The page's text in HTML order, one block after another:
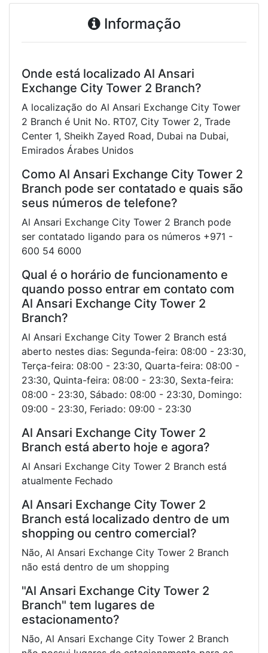
Informação
Onde está localizado Al Ansari
Exchange City Tower 2 Branch?
A localização do Al Ansari Exchange City Tower
2 Branch é Unit No. RT07, City Tower 2, Trade
Center 1, Sheikh Zayed Road, Dubai na Dubai,
Emirados Árabes Unidos
Como Al Ansari Exchange City Tower 2
Branch pode ser contatado e quais são
seus números de telefone?
Al Ansari Exchange City Tower 2 Branch pode
ser contatado ligando para os números +971 -
600 54 6000
Qual é o horário de funcionamento e
quando posso entrar em contato com
Al Ansari Exchange City Tower 2
Branch?
Al Ansari Exchange City Tower 2 Branch está
aberto nestes dias: Segunda-feira: 08:00 - 23:30,
Terça-feira: 08:00 - 23:30, Quarta-feira: 08:00 -
23:30, Quinta-feira: 08:00 - 23:30, Sexta-feira:
08:00 - 23:30, Sábado: 08:00 - 23:30, Domingo:
09:00 - 23:30, Feriado: 09:00 - 23:30
Al Ansari Exchange City Tower 2
Branch está aberto hoje e agora?
Al Ansari Exchange City Tower 2 Branch está
atualmente Fechado
Al Ansari Exchange City Tower 2
Branch está localizado dentro de um
shopping ou centro comercial?
Não, Al Ansari Exchange City Tower 2 Branch
não está dentro de um shopping
"Al Ansari Exchange City Tower 2
Branch" tem lugares de
estacionamento?
Não, Al Ansari Exchange City Tower 2 Branch